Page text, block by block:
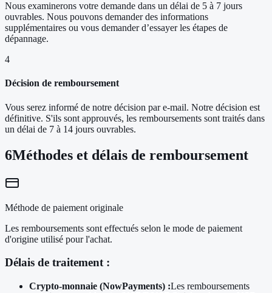
Nous examinerons votre demande dans un délai de 5 à 7 jours
ouvrables. Nous pouvons demander des informations
supplémentaires ou vous demander d’essayer les étapes de
dépannage.
4
Décision de remboursement
Vous serez informé de notre décision par e-mail. Notre décision est
définitive. S'ils sont approuvés, les remboursements sont traités dans
un délai de 7 à 14 jours ouvrables.
6Méthodes et délais de remboursement
Méthode de paiement originale
Les remboursements sont effectués selon le mode de paiement
d'origine utilisé pour l'achat.
Délais de traitement :
Crypto-monnaie (NowPayments) :Les remboursements